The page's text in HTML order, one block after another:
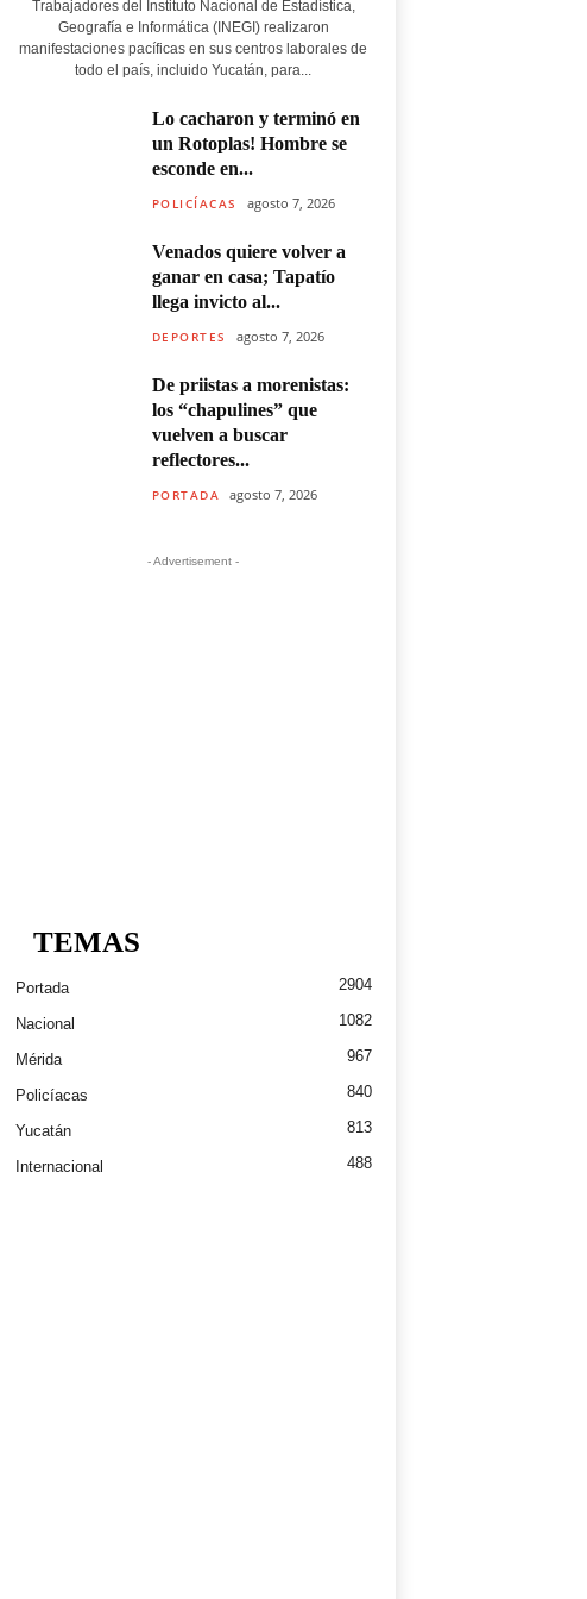
Trabajadores del Instituto Nacional de Estadística,
Geografía e Informática (INEGI) realizaron
manifestaciones pacíficas en sus centros laborales de
todo el país, incluido Yucatán, para...
Lo cacharon y terminó en
un Rotoplas! Hombre se
esconde en...
POLICÍACAS agosto 7, 2026
Venados quiere volver a
ganar en casa; Tapatío
llega invicto al...
DEPORTES agosto 7, 2026
De priistas a morenistas:
los “chapulines” que
vuelven a buscar
reflectores...
PORTADA agosto 7, 2026
- Advertisement -
TEMAS
Portada 2904
Nacional 1082
Mérida 967
Policíacas 840
Yucatán 813
Internacional 488